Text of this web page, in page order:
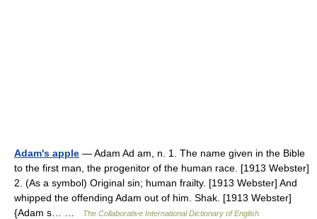
Adam's apple — Adam Ad am, n. 1. The name given in the Bible
to the first man, the progenitor of the human race. [1913 Webster]
2. (As a symbol) Original sin; human frailty. [1913 Webster] And
whipped the offending Adam out of him. Shak. [1913 Webster]
{Adam s… …
The Collaborative International Dictionary of English